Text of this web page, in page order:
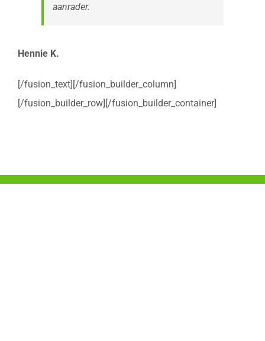
aanrader.
Hennie K.
[/fusion_text][/fusion_builder_column]
[/fusion_builder_row][/fusion_builder_container]